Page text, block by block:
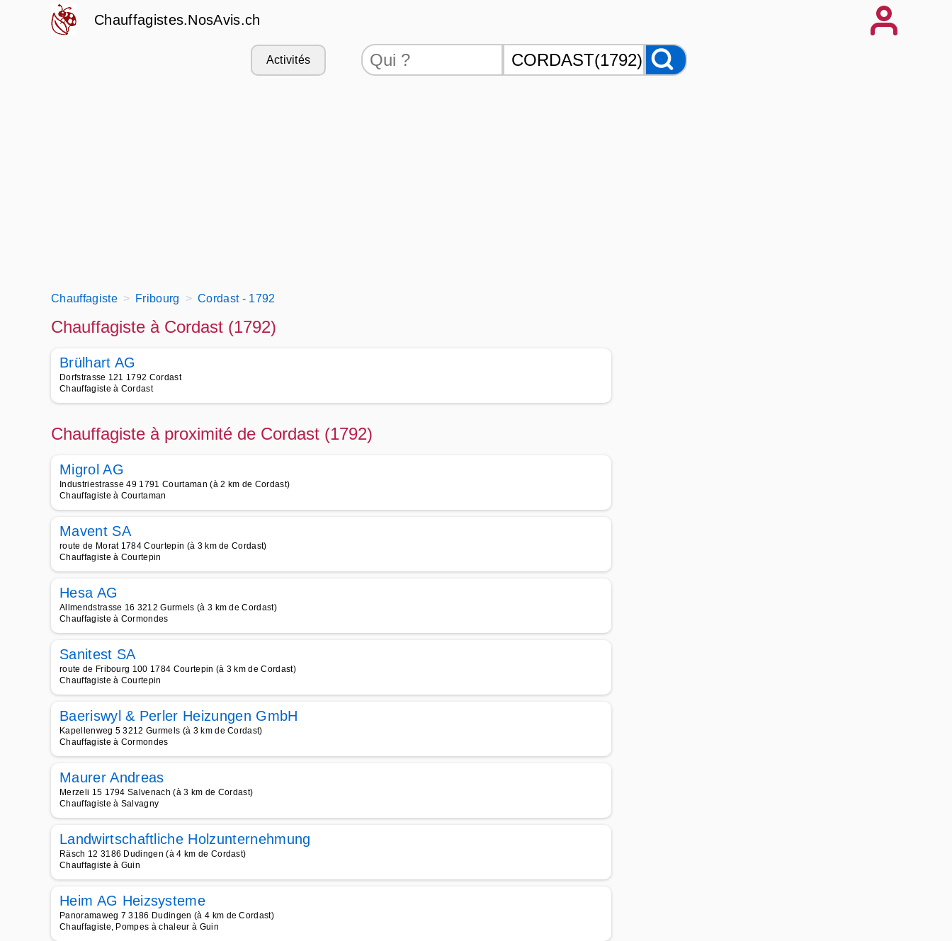
Chauffagistes.NosAvis.ch
Activités
Chauffagiste Fribourg Cordast - 1792
Chauffagiste à Cordast (1792)
Brülhart AG
Dorfstrasse 121 1792 Cordast
Chauffagiste à Cordast
Chauffagiste à proximité de Cordast (1792)
Migrol AG
Industriestrasse 49 1791 Courtaman (à 2 km de Cordast)
Chauffagiste à Courtaman
Mavent SA
route de Morat 1784 Courtepin (à 3 km de Cordast)
Chauffagiste à Courtepin
Hesa AG
Allmendstrasse 16 3212 Gurmels (à 3 km de Cordast)
Chauffagiste à Cormondes
Sanitest SA
route de Fribourg 100 1784 Courtepin (à 3 km de Cordast)
Chauffagiste à Courtepin
Baeriswyl & Perler Heizungen GmbH
Kapellenweg 5 3212 Gurmels (à 3 km de Cordast)
Chauffagiste à Cormondes
Maurer Andreas
Merzeli 15 1794 Salvenach (à 3 km de Cordast)
Chauffagiste à Salvagny
Landwirtschaftliche Holzunternehmung
Räsch 12 3186 Dudingen (à 4 km de Cordast)
Chauffagiste à Guin
Heim AG Heizsysteme
Panoramaweg 7 3186 Dudingen (à 4 km de Cordast)
Chauffagiste, Pompes à chaleur à Guin